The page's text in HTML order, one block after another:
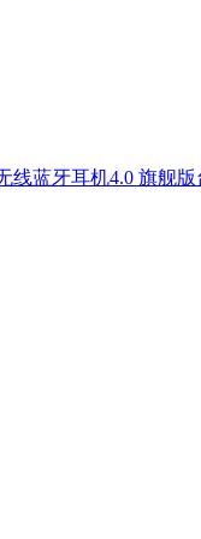
线蓝牙耳机4.0 旗舰